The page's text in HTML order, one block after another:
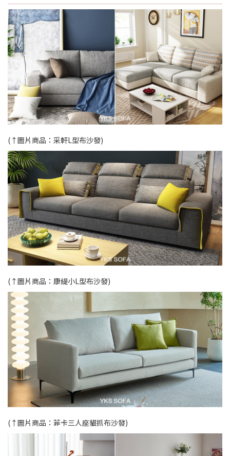
(↑圖片商品： 采軒L型布沙發)
(↑圖片商品： 康緹小L型布沙發)
(↑圖片商品： 菲卡三人座貓抓布沙發)